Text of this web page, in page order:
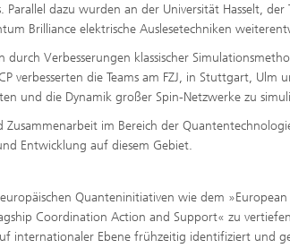
dazu wurden an der Universität Hasselt, der
Brilliance elektrische Auslesetechniken
Verbesserungen klassischer
verbesserten die Teams am FZJ, in Stuttgart, Ulm
und die Dynamik großer Spin-Netzwerke zu
im Bereich der
Entwicklung auf diesem Gebiet.
Quanteninitiativen wie dem
Coordination Action and Support« zu
internationaler Ebene frühzeitig identifiziert und